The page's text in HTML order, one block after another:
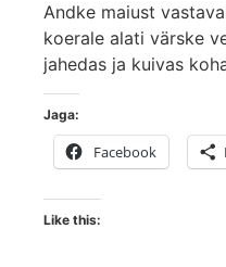
Andke maiust
koerale alati värske
jahedas ja kuivas
Jaga:
Facebook
Like this: